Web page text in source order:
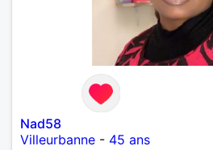
Nad58
Villeurbanne - 45 ans